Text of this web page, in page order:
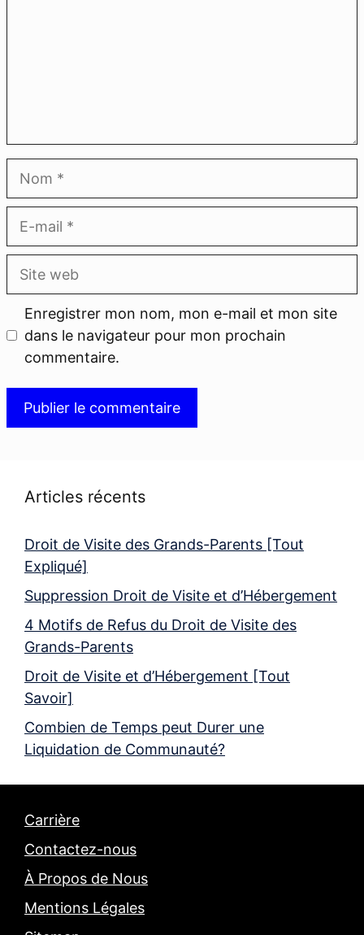
Site
Enregistrer mon nom, mon e-mail et mon site
dans le navigateur pour mon prochain
commentaire.
Articles récents
Droit de Visite des Grands-Parents [Tout
Expliqué]
Suppression Droit de Visite et d’Hébergement
4 Motifs de Refus du Droit de Visite des
Grands-Parents
Droit de Visite et d’Hébergement [Tout
Savoir]
Combien de Temps peut Durer une
Liquidation de Communauté?
Carrière
Contactez-nous
À Propos de Nous
Mentions Légales